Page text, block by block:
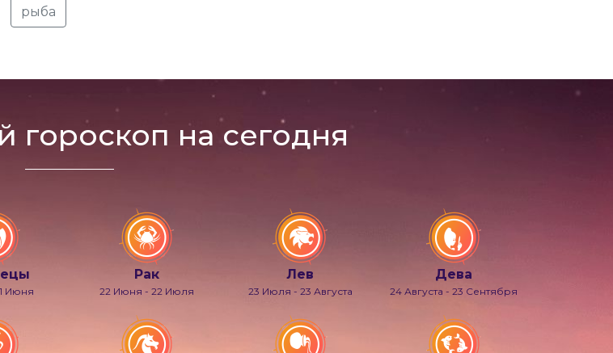
рыба
гороскоп на сегодня
Июня
Рак
22 Июня - 22 Июля
Лев
23 Июля - 23 Августа
Дева
24 Августа - 23 Сентября